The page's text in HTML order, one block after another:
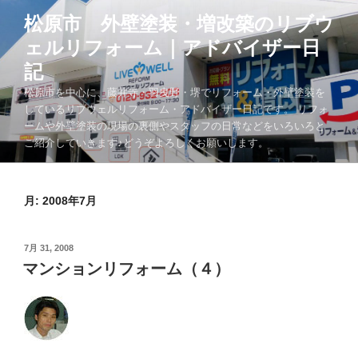
テ
ツ
へ
キ
ッ
松原市 外壁塗装・増改築のリブウ
ェルリフォーム｜アドバイザー日
記
松原市を中心に、藤井寺・羽曳野・堺でリフォーム・外壁塗装を
しているリブウェルリフォーム・アドバイザー日記です。 リフォ
ームや外壁塗装の現場の裏側やスタッフの日常などをいろいろと
ご紹介していきます♪どうぞよろしくお願いします。
月: 2008年7月
投
日:
7月 31, 2008
マンションリフォーム（４）